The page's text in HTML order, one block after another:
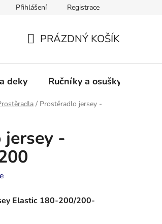
Přihlášení Registrace
KOŠÍK
PRÁZDNÝ KOŠÍK
deky Ručníky a osušky - frotté
/ Prostěradlo jersey -
-
Elastic 180-200/200-